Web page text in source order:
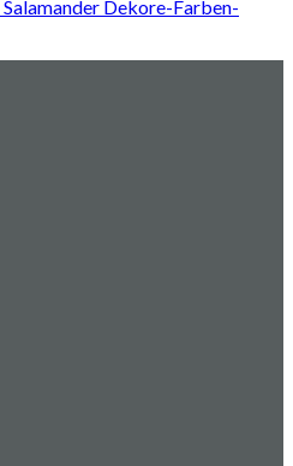
Dekore-Farben-